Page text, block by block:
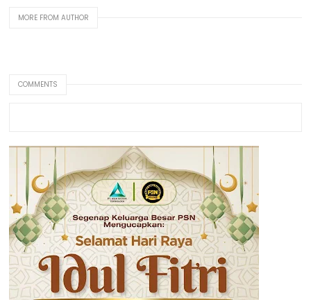
MORE FROM AUTHOR
COMMENTS